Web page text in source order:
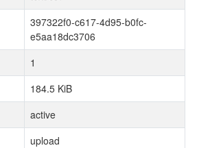
397322f0-c617-4d95-b0fc-
e5aa18dc3706
1
184.5 KiB
active
upload